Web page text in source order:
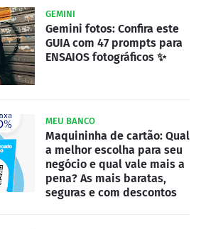
GEMINI
Gemini fotos: Confira este
GUIA com 47 prompts para
ENSAIOS fotográficos ✨
MEU BANCO
Maquininha de cartão: Qual
a melhor escolha para seu
negócio e qual vale mais a
pena? As mais baratas,
seguras e com descontos